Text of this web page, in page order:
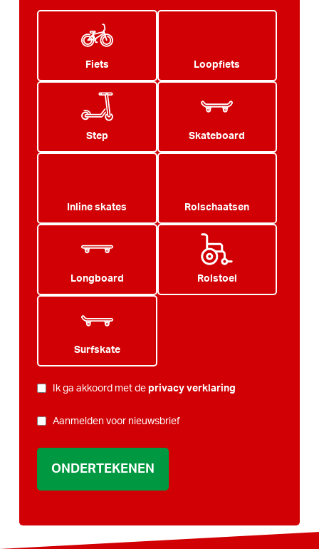
Fiets Loopfiets
Step Skateboard
Inline skates Rolschaatsen
Longboard Rolstoel
Surfskate
PRIVACYIk ga akkoord met de privacy verklaring
NIEUWSBRIEF
Aanmelden voor nieuwsbrief